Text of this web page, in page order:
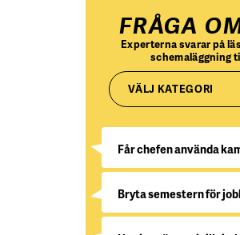
FRÅGA
Experterna svarar på
schemaläggning
VÄLJ KATEGORI
Får chefen använda
Bryta semestern för